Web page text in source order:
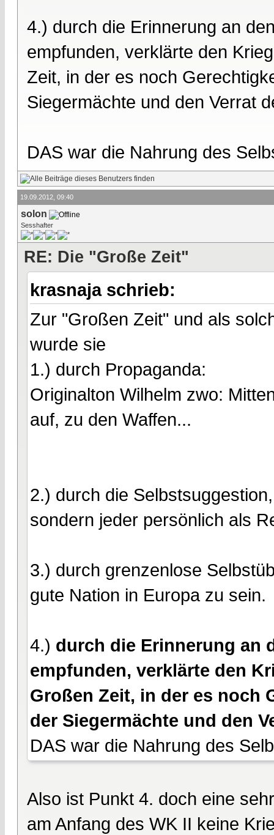
4.) durch die Erinnerung an
empfunden, verklärte den
Zeit, in der es noch
Siegermächte und den Verrat
DAS war die Nahrung des
19.09.2012, 09:40
solon
Sesshafter
RE: Die "Große Zeit"
krasnaja schrieb:
Zur "Großen Zeit" und als
wurde sie
1.) durch Propaganda:
Originalton Wilhelm zwo:
auf, zu den Waffen...
2.) durch die
sondern jeder persönlich als
3.) durch grenzenlose
gute Nation in Europa zu sein.
4.) durch die Erinnerung an
empfunden, verklärte den
Großen Zeit, in der es noch
der Siegermächte und den
DAS war die Nahrung des
Also ist Punkt 4. doch eine
am Anfang des WK II keine